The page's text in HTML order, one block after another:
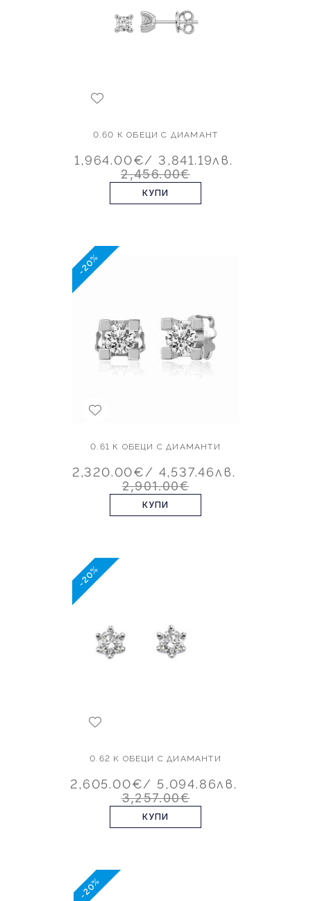
0.60 К ОБЕЦИ С ДИАМАНТ
1,964.00€/ 3,841.19лв.
2,456.00€
КУПИ
-20%
0.61 К ОБЕЦИ С ДИАМАНТИ
2,320.00€/ 4,537.46лв.
2,901.00€
КУПИ
-20%
0.62 K ОБЕЦИ С ДИАМАНТИ
2,605.00€/ 5,094.86лв.
3,257.00€
КУПИ
-20%